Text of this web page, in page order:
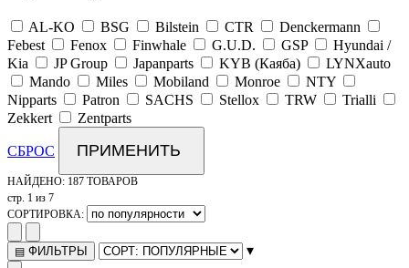
AL-KO BSG Bilstein CTR
Denckermann
Febest
Fenox Finwhale G.U.D. GSP
Hyundai /
Kia
JP Group Japanparts KYB (Каяба)
LYNXauto
Mando
Miles Mobiland Monroe
NTY
Nipparts
Patron SACHS Stellox TRW
Trialli
Zekkert
Zentparts
СБРОС ПРИМЕНИТЬ
НАЙДЕНО: 187 ТОВАРОВ
стр. 1 из 7
СОРТИРОВКА:
▤ ФИЛЬТРЫ ▾